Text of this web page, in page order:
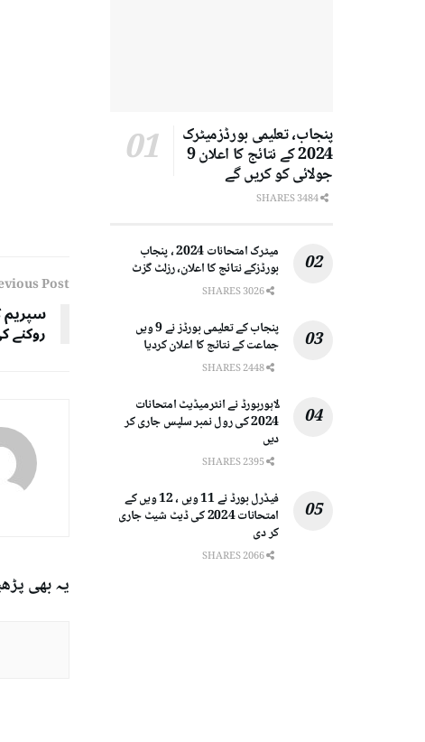
Post
سپریم
یہ بھی
پنجاب، تعلیمی بورڈزمیٹرک
2024 کے نتائج کا اعلان 9
جولائی کو کریں گے
میٹرک امتحانات 2024 ، پنجاب
بورڈزکے نتائج کا اعلان، رزلٹ گزٹ
پنجاب کے تعلیمی بورڈز نے 9 ویں
جماعت کے نتائج کا اعلان کردیا
لاہوربورڈ نے انٹرمیڈیٹ امتحانات
2024 کی رول نمبر سلپس جاری کر
دیں
فیڈرل بورڈ نے 11 ویں ، 12 ویں کے
امتحانات 2024 کی ڈیٹ شیٹ جاری
کر دی